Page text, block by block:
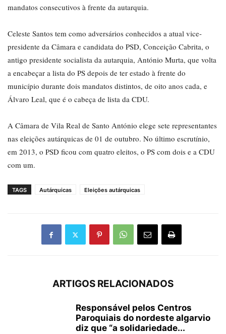
mandatos consecutivos à frente da autarquia.
Celeste Santos tem como adversários conhecidos a atual vice-
presidente da Câmara e candidata do PSD, Conceição Cabrita, o
antigo presidente socialista da autarquia, António Murta, que volta
a encabeçar a lista do PS depois de ter estado à frente do
município durante dois mandatos distintos, de oito anos cada, e
Álvaro Leal, que é o cabeça de lista da CDU.
A Câmara de Vila Real de Santo António elege sete representantes
nas eleições autárquicas de 01 de outubro. No último escrutínio,
em 2013, o PSD ficou com quatro eleitos, o PS com dois e a CDU
com um.
TAGS Autárquicas Eleições autárquicas
ARTIGOS RELACIONADOS
Responsável pelos Centros
Paroquiais do nordeste algarvio
diz que “a solidariedade...